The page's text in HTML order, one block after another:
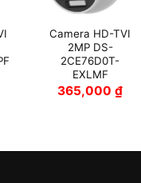
Camera HD-TVI
2MP DS-
2CE76D0T-
EXLMF
365,000₫